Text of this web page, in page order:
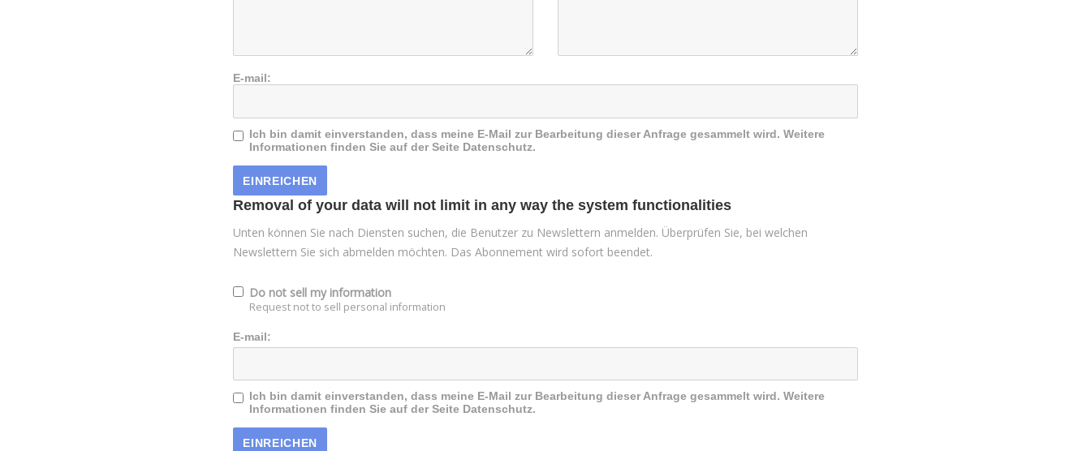
E-mail:
Ich bin damit einverstanden, dass meine E-Mail zur Bearbeitung dieser Anfrage gesammelt wird. Weitere
Informationen finden Sie auf der Seite Datenschutz.
Removal of your data will not limit in any way the system functionalities
Unten können Sie nach Diensten suchen, die Benutzer zu Newslettern anmelden. Überprüfen Sie, bei welchen
Newslettern Sie sich abmelden möchten. Das Abonnement wird sofort beendet.
Do not sell my information
Request not to sell personal information
E-mail:
Ich bin damit einverstanden, dass meine E-Mail zur Bearbeitung dieser Anfrage gesammelt wird. Weitere
Informationen finden Sie auf der Seite Datenschutz.